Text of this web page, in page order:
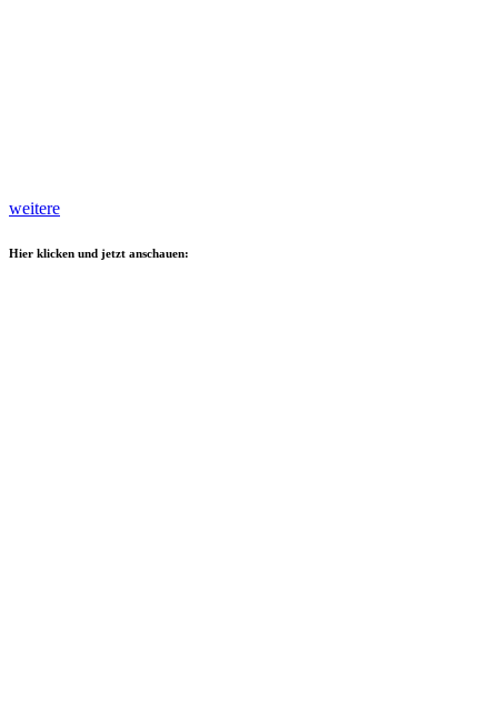
weitere
Hier klicken und jetzt anschauen: